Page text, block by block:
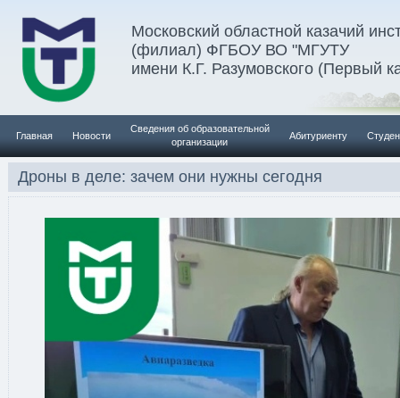
Московский областной казачий
(филиал) ФГБОУ ВО "МГУТУ
имени К.Г. Разумовского (Первый
Главная Новости
Сведения об образовательной
организации
Абитуриенту
Дроны в деле: зачем они нужны сегодня